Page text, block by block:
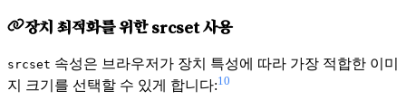
장치 최적화를 위한 srcset 사용
srcset 속성은 브라우저가 장치 특성에 따라 가장 적합한 이미
지 크기를 선택할 수 있게 합니다:10